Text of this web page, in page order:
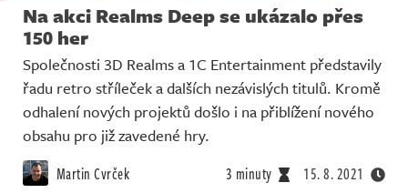
Na akci Realms Deep se ukázalo přes
150 her
Společnosti 3D Realms a 1C Entertainment představily
řadu retro stříleček a dalších nezávislých titulů. Kromě
odhalení nových projektů došlo i na přiblížení nového
obsahu pro již zavedené hry.
Martin Cvrček 3 minuty 15. 8. 2021